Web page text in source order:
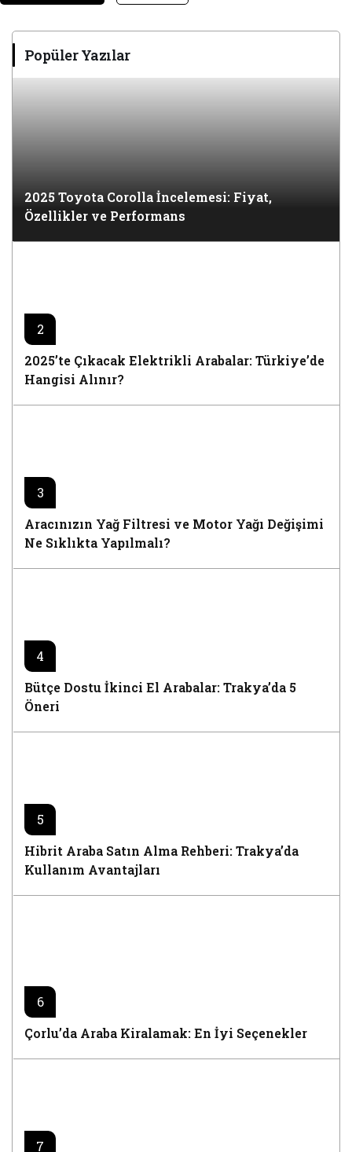
Popüler Yazılar
2025 Toyota Corolla İncelemesi: Fiyat,
Özellikler ve Performans
2
2025’te Çıkacak Elektrikli Arabalar: Türkiye’de
Hangisi Alınır?
3
Aracınızın Yağ Filtresi ve Motor Yağı Değişimi
Ne Sıklıkta Yapılmalı?
4
Bütçe Dostu İkinci El Arabalar: Trakya’da 5
Öneri
5
Hibrit Araba Satın Alma Rehberi: Trakya’da
Kullanım Avantajları
6
Çorlu’da Araba Kiralamak: En İyi Seçenekler
7